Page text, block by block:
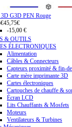
G3D PEN Rouge
45,75€
-15,00 €
& OUTILS
ÉLECTRONIQUES
Alimentation
Câbles & Connecteurs
Capteurs proximité & fin-
Carte mère imprimante 3D
Cartes électroniques
Cartouches de chauffe &
Écran LCD
Lits Chauffants & Mosfets
Moteurs
Ventilateurs & Turbines